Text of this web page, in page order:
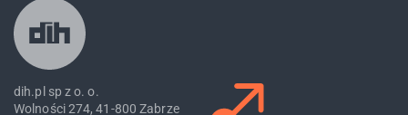
dih.pl sp z o. o.
Wolności 274, 41-800 Zabrze